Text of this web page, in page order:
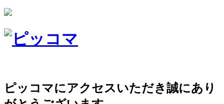
ピッコマにアクセスいただき誠にあり